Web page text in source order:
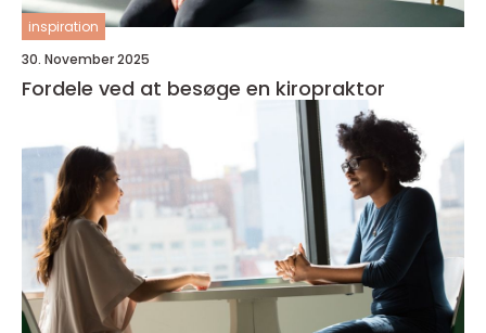
inspiration
30. November 2025
Fordele ved at besøge en kiropraktor